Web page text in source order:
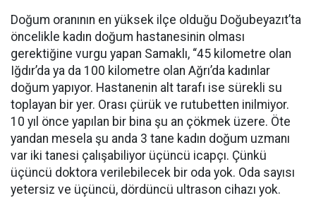
Doğum oranının en yüksek ilçe olduğu Doğubeyazıt’ta
öncelikle kadın doğum hastanesinin olması
gerektiğine vurgu yapan Samaklı, “45 kilometre olan
Iğdır’da ya da 100 kilometre olan Ağrı’da kadınlar
doğum yapıyor. Hastanenin alt tarafı ise sürekli su
toplayan bir yer. Orası çürük ve rutubetten inilmiyor.
10 yıl önce yapılan bir bina şu an çökmek üzere. Öte
yandan mesela şu anda 3 tane kadın doğum uzmanı
var iki tanesi çalışabiliyor üçüncü icapçı. Çünkü
üçüncü doktora verilebilecek bir oda yok. Oda sayısı
yetersiz ve üçüncü, dördüncü ultrason cihazı yok.